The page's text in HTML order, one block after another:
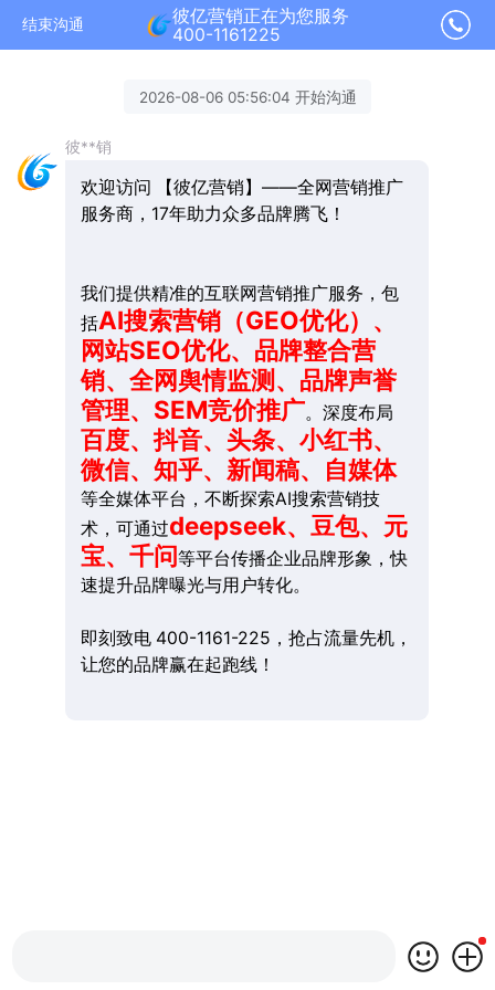
结束沟通
彼亿营销正在为您服务
400-1161225
2026-08-06 05:56:04 开始沟通
彼**销
欢迎访问 【彼亿营销】——全网营销推广
服务商，17年助力众多品牌腾飞！
我们提供精准的互联网营销推广服务，包
括AI搜索营销（GEO优化）、
网站SEO优化、品牌整合营
销、全网舆情监测、品牌声誉
管理、SEM竞价推广。深度布局
百度、抖音、头条、小红书、
微信、知乎、新闻稿、自媒体
等全媒体平台，不断探索AI搜索营销技
术，可通过deepseek、豆包、元
宝、千问等平台传播企业品牌形象，快
速提升品牌曝光与用户转化。
即刻致电 400-1161-225，抢占流量先机，
让您的品牌赢在起跑线！